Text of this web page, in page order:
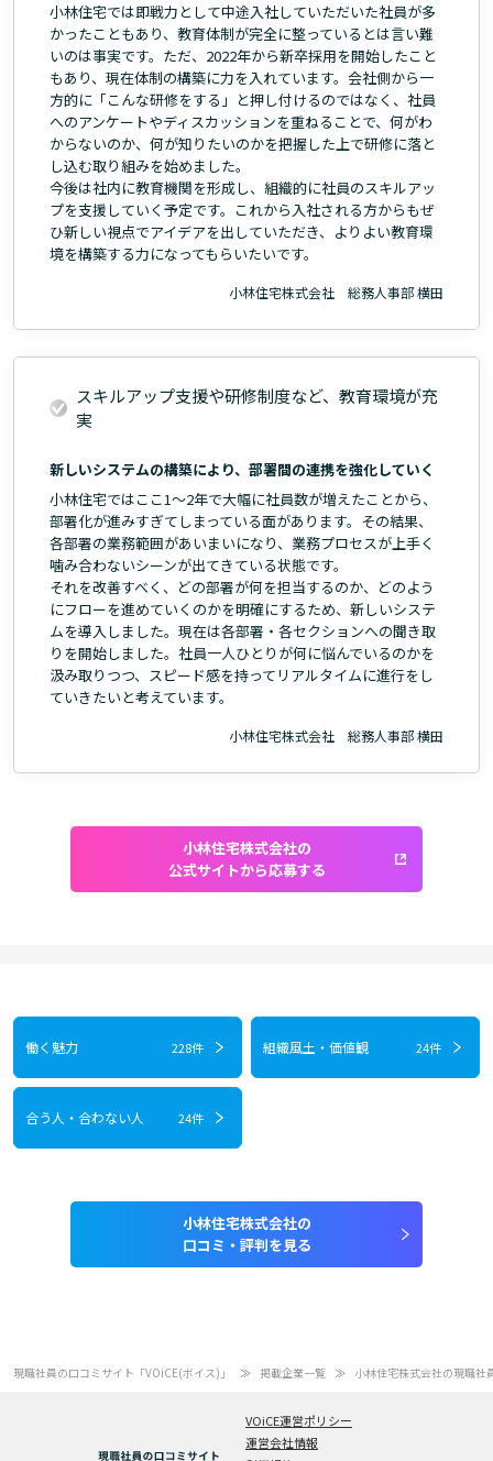
小林住宅では即戦力として中途入社していただいた社員が多
かったこともあり、教育体制が完全に整っているとは言い難
いのは事実です。ただ、2022年から新卒採用を開始したこと
もあり、現在体制の構築に力を入れています。会社側から一
方的に「こんな研修をする」と押し付けるのではなく、社員
へのアンケートやディスカッションを重ねることで、何がわ
からないのか、何が知りたいのかを把握した上で研修に落と
し込む取り組みを始めました。
今後は社内に教育機関を形成し、組織的に社員のスキルアッ
プを支援していく予定です。これから入社される方からもぜ
ひ新しい視点でアイデアを出していただき、よりよい教育環
境を構築する力になってもらいたいです。
小林住宅株式会社 総務人事部 横田
スキルアップ支援や研修制度など、教育環境が充
実
新しいシステムの構築により、部署間の連携を強化していく
小林住宅ではここ1～2年で大幅に社員数が増えたことから、
部署化が進みすぎてしまっている面があります。その結果、
各部署の業務範囲があいまいになり、業務プロセスが上手く
噛み合わないシーンが出てきている状態です。
それを改善すべく、どの部署が何を担当するのか、どのよう
にフローを進めていくのかを明確にするため、新しいシステ
ムを導入しました。現在は各部署・各セクションへの聞き取
りを開始しました。社員一人ひとりが何に悩んでいるのかを
汲み取りつつ、スピード感を持ってリアルタイムに進行をし
ていきたいと考えています。
小林住宅株式会社 総務人事部 横田
小林住宅株式会社の
公式サイトから応募する
働く魅力 228件 組織風土・価値観 24件
合う人・合わない人 24件
小林住宅株式会社の
口コミ・評判を見る
現職社員の口コミサイト「VOiCE(ボイス)」 掲載企業一覧 小林住宅株式会社の現職社
VOiCE運営ポリシー
運営会社情報